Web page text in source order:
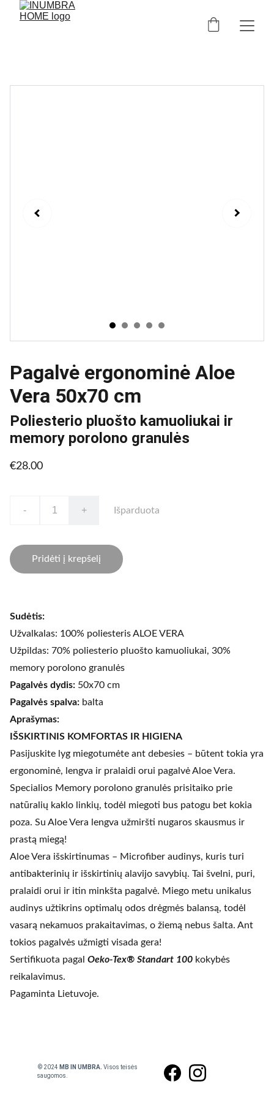
Pagalvė ergonominė Aloe
Vera 50x70 cm
Poliesterio pluošto kamuoliukai ir
memory porolono granulės
€28.00
- + Išparduota
Pridėti į krepšelį
Sudėtis:
Užvalkalas: 100% poliesteris ALOE VERA
Užpildas: 70% poliesterio pluošto kamuoliukai, 30%
memory porolono granulės
Pagalvės dydis: 50x70 cm
Pagalvės spalva: balta
Aprašymas:
IŠSKIRTINIS KOMFORTAS IR HIGIENA
Pasijuskite lyg miegotumėte ant debesies – būtent tokia yra
ergonominė, lengva ir pralaidi orui pagalvė Aloe Vera.
Specialios Memory porolono granulės prisitaiko prie
natūralių kaklo linkių, todėl miegoti bus patogu bet kokia
poza. Su Aloe Vera lengva užmiršti nugaros skausmus ir
prastą miegą!
Aloe Vera išskirtinumas – Microfiber audinys, kuris turi
antibakterinių ir išskirtinių alavijo savybių. Tai švelni, puri,
pralaidi orui ir itin minkšta pagalvė. Miego metu unikalus
audinys užtikrins optimalų odos drėgmės balansą, todėl
vasarą nekamuos prakaitavimas, o žiemą nebus šalta. Ant
tokios pagalvės užmigti visada gera!
Sertifikuota pagal Oeko-Tex® Standart 100 kokybės
reikalavimus.
Pagaminta Lietuvoje.
© 2024 MB IN UMBRA. Visos teisės
saugomos.